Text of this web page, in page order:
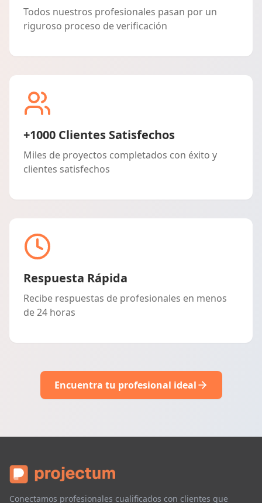
Todos nuestros profesionales pasan por un
riguroso proceso de verificación
+1000 Clientes Satisfechos
Miles de proyectos completados con éxito y
clientes satisfechos
Respuesta Rápida
Recibe respuestas de profesionales en menos
de 24 horas
Encuentra tu profesional ideal
Conectamos profesionales cualificados con clientes que